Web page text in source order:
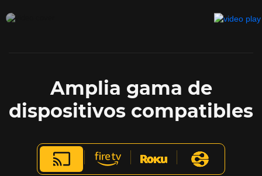
Amplia gama de
dispositivos compatibles